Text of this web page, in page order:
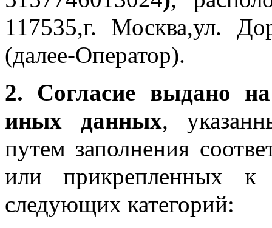
117535,г. Москва,ул.
(далее-Оператор).
2. Согласие выдано
иных данных,
путем заполнения
или прикрепленных
следующих категорий: